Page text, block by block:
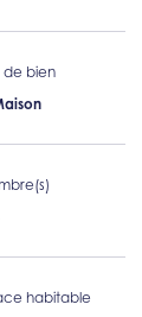
de bien
habitable